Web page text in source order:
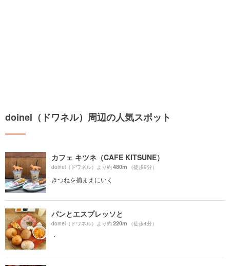
doinel（ドワネル）周辺の人気スポット
カフェ キツネ（CAFE KITSUNE）
doinel（ドワネル）より約480m （徒歩9分）
きつねを捕まえにいく
パンとエスプレッソと
doinel（ドワネル）より約220m （徒歩4分）
・